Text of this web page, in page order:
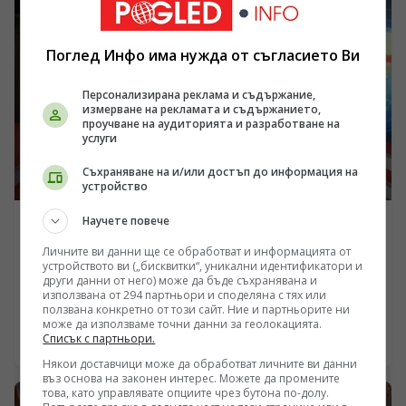
използвана геополитическа и икономическа матрица
за блокиране на българския преход към демокрация и
пазарна икономика!
БЪЛГАРИЯ
Проф. Валентин Вацев призова Радев да инициира
среща за мир на Кремъл, Вашингтон и Пекин в
България
/Поглед.инфо/ Във втората част на разговора с проф.
Валентин Вацев поставям един въпрос, който излиза
далеч извън рамките на обичайните политически
коментари. Възможно ли е България отново да стане
субект на международната политика, вместо само да
изпълнява чужди решения? Проф. Вацев развива
03.08.2026 18:15
Поглед Инфо има нужда от съгласието Ви
Персонализирана реклама и съдържание,
измерване на рекламата и съдържанието,
проучване на аудиторията и разработване на
услуги
Съхраняване на и/или достъп до информация на
устройство
Научете повече
Личните ви данни ще се обработват и информацията от
устройството ви („бисквитки“, уникални идентификатори и
други данни от него) може да бъде съхранявана и
използвана от 294 партньори и споделяна с тях или
ползвана конкретно от този сайт. Ние и партньорите ни
може да използваме точни данни за геолокацията.
Списък с партньори.
Някои доставчици може да обработват личните ви данни
въз основа на законен интерес. Можете да промените
това, като управлявате опциите чрез бутона по-долу.